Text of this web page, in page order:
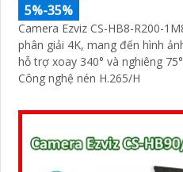
5%-35%
Camera Ezviz CS-HB8-R200-
phân giải 4K, mang đến hình ảnh
hỗ trợ xoay 340° và nghiêng
Công nghệ nén H.265/H